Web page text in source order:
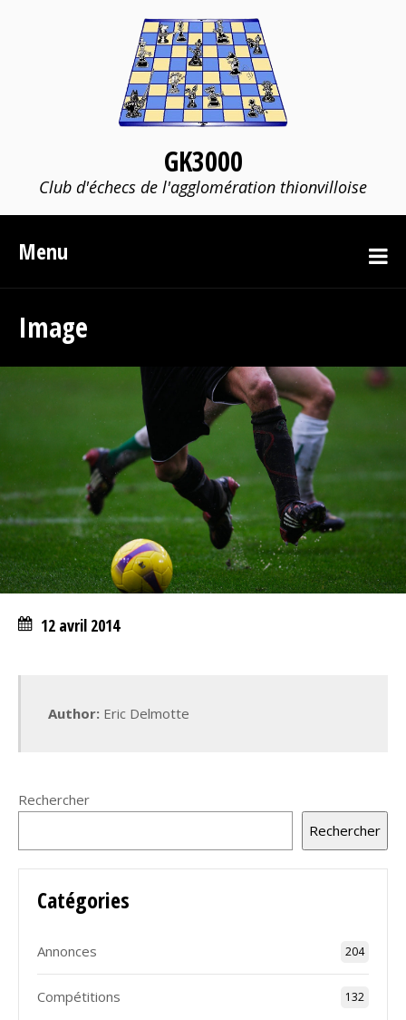
GK3000
Club d'échecs de l'agglomération thionvilloise
Menu
Image
12 avril 2014
Author: Eric Delmotte
Rechercher
Rechercher
Catégories
Annonces 204
Compétitions 132